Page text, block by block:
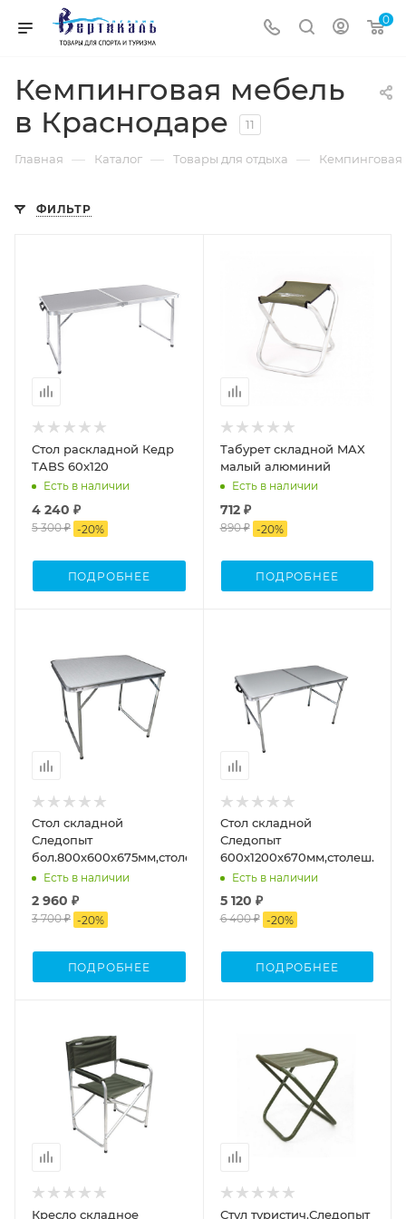
0
Кемпинговая мебель
в Краснодаре
11
Главная — Каталог — Товары для отдыха — Кемпинговая
ФИЛЬТР
Стол раскладной Кедр
TABS 60х120
Есть в наличии
4 240 ₽
5 300 ₽ -20%
ПОДРОБНЕЕ
Табурет складной MAX
малый алюминий
Есть в наличии
712 ₽
890 ₽ -20%
ПОДРОБНЕЕ
Стол складной
Следопыт
бол.800х600х675мм,столеш.ЛХДФ
Есть в наличии
2 960 ₽
3 700 ₽ -20%
ПОДРОБНЕЕ
Стол складной
Следопыт
Есть в наличии
5 120 ₽
6 400 ₽ -20%
ПОДРОБНЕЕ
Кресло складное
Стул туристич.Следопыт